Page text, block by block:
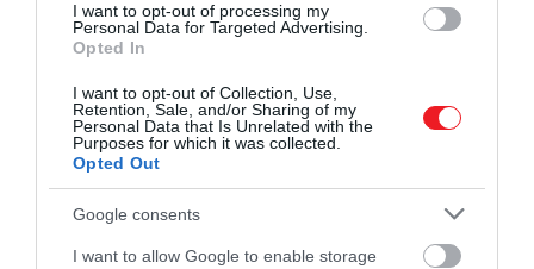
I want to opt-out of processing my
Personal Data for Targeted Advertising.
Opted In
I want to opt-out of Collection, Use,
Retention, Sale, and/or Sharing of my
Personal Data that Is Unrelated with the
Purposes for which it was collected.
Opted Out
Google consents
I want to allow Google to enable storage